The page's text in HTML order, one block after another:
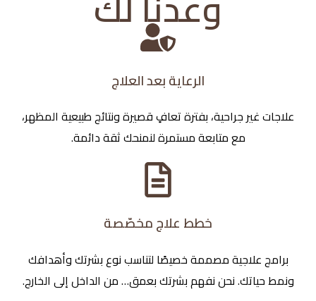
الرعاية بعد العلاج
علاجات غير جراحية، بفترة تعافٍ قصيرة ونتائج طبيعية المظهر،
مع متابعة مستمرة لنمنحك ثقة دائمة.
خطط علاج مخصّصة
برامج علاجية مصممة خصيصًا لتناسب نوع بشرتك وأهدافك
ونمط حياتك. نحن نفهم بشرتك بعمق… من الداخل إلى الخارج.